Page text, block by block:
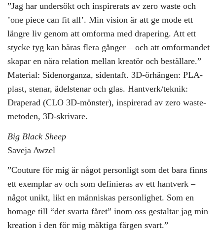
”Jag har undersökt och inspirerats av zero waste och
’one piece can fit all’. Min vision är att ge mode ett
längre liv genom att omforma med drapering. Att ett
stycke tyg kan bäras flera gånger – och att omformandet
skapar en nära relation mellan kreatör och beställare.”
Material: Sidenorganza, sidentaft. 3D-örhängen: PLA-
plast, stenar, ädelstenar och glas. Hantverk/teknik:
Draperad (CLO 3D-mönster), inspirerad av zero waste-
metoden, 3D-skrivare.
Big Black Sheep
Saveja Awzel
”Couture för mig är något personligt som det bara finns
ett exemplar av och som definieras av ett hantverk –
något unikt, likt en människas personlighet. Som en
homage till “det svarta fåret” inom oss gestaltar jag min
kreation i den för mig mäktiga färgen svart.”